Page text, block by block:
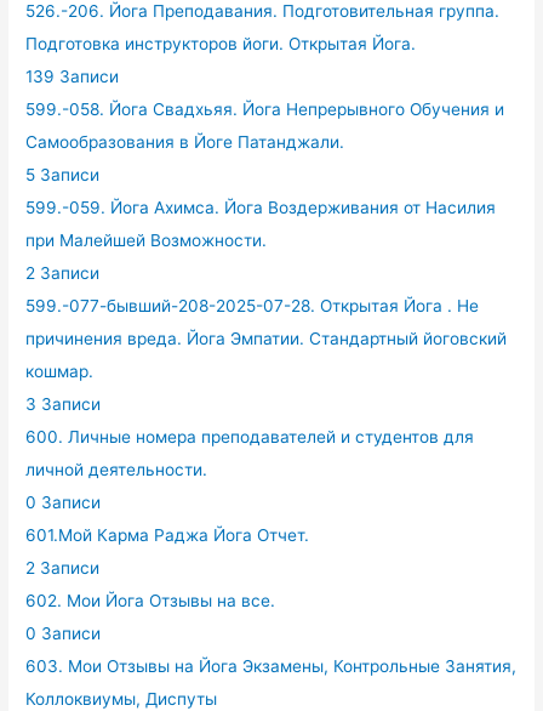
526.-206. Йога Преподавания. Подготовительная группа.
Подготовка инструкторов йоги. Открытая Йога.
139 Записи
599.-058. Йога Свадхьяя. Йога Непрерывного Обучения и
Самообразования в Йоге Патанджали.
5 Записи
599.-059. Йога Ахимса. Йога Воздерживания от Насилия
при Малейшей Возможности.
2 Записи
599.-077-бывший-208-2025-07-28. Открытая Йога . Не
причинения вреда. Йога Эмпатии. Стандартный йоговский
кошмар.
3 Записи
600. Личные номера преподавателей и студентов для
личной деятельности.
0 Записи
601.Мой Карма Раджа Йога Отчет.
2 Записи
602. Мои Йога Отзывы на все.
0 Записи
603. Мои Отзывы на Йога Экзамены, Контрольные Занятия,
Коллоквиумы, Диспуты